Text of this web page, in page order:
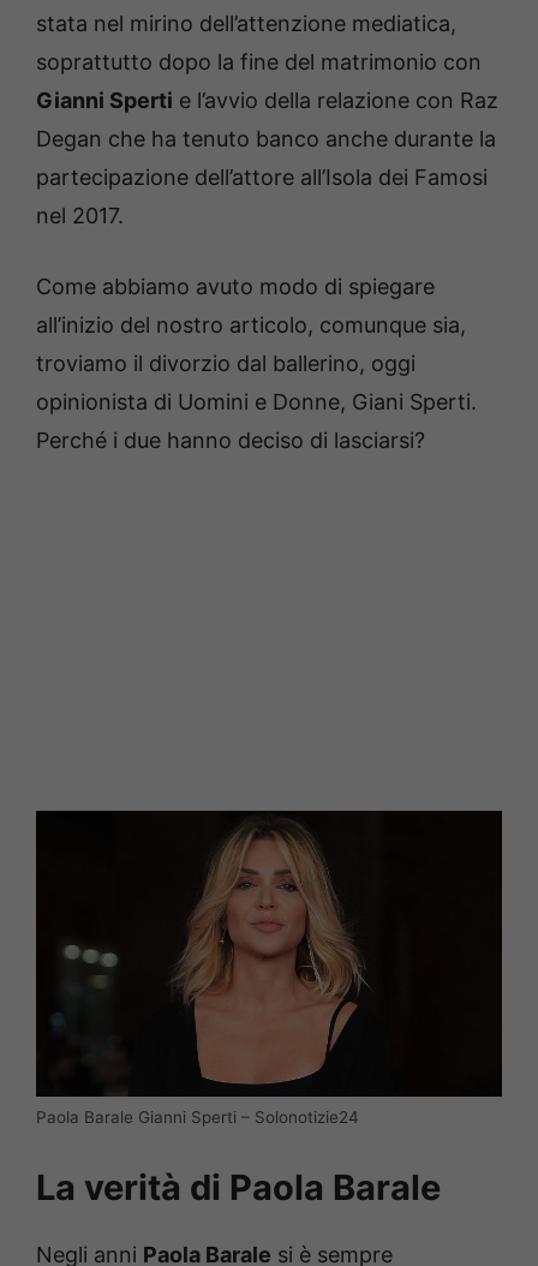
stata nel mirino dell’attenzione mediatica,
soprattutto dopo la fine del matrimonio con
Gianni Sperti e l’avvio della relazione con Raz
Degan che ha tenuto banco anche durante la
partecipazione dell’attore all’Isola dei Famosi
nel 2017.
Come abbiamo avuto modo di spiegare
all’inizio del nostro articolo, comunque sia,
troviamo il divorzio dal ballerino, oggi
opinionista di Uomini e Donne, Giani Sperti.
Perché i due hanno deciso di lasciarsi?
Paola Barale Gianni Sperti – Solonotizie24
La verità di Paola Barale
Negli anni Paola Barale si è sempre